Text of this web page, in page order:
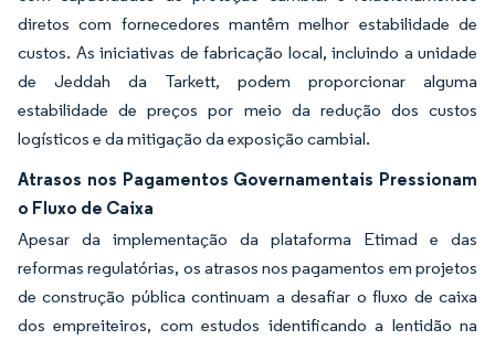
diretos com fornecedores mantêm melhor estabilidade de
custos. As iniciativas de fabricação local, incluindo a unidade
de Jeddah da Tarkett, podem proporcionar alguma
estabilidade de preços por meio da redução dos custos
logísticos e da mitigação da exposição cambial.
Atrasos nos Pagamentos Governamentais Pressionam
o Fluxo de Caixa
Apesar da implementação da plataforma Etimad e das
reformas regulatórias, os atrasos nos pagamentos em projetos
de construção pública continuam a desafiar o fluxo de caixa
dos empreiteiros, com estudos identificando a lentidão na